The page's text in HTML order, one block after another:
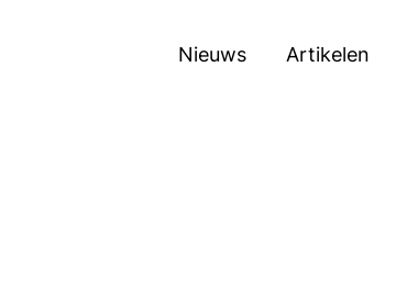
Nieuws Artikelen